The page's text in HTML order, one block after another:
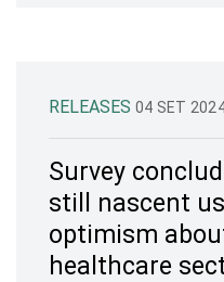
RELEASES 04 SET
Survey
still nascent
optimism
healthcare